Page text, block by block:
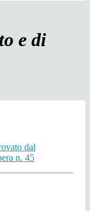
e di
dal
n. 45